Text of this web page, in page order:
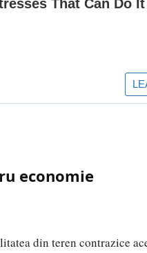
economie
din teren contrazice